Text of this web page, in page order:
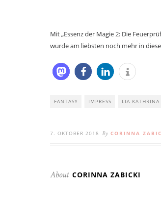
Mit „Essenz der Magie 2: Die
würde am liebsten noch mehr in
FANTASY IMPRESS LIA KATHRINA
7. OKTOBER 2018 By CORINNA
About CORINNA ZABICKI